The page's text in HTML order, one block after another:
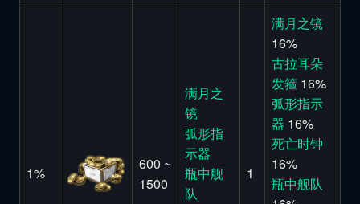
1%
600 ~
1500
满月之
镜
弧形指
示器
瓶中舰
队
1
满月之镜
16%
古拉耳朵
发箍 16%
弧形指示
器 16%
死亡时钟
16%
瓶中舰队